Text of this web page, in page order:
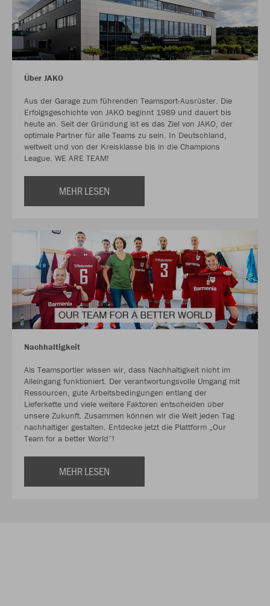
Über JAKO
Aus der Garage zum führenden Teamsport-Ausrüster. Die
Erfolgsgeschichte von JAKO beginnt 1989 und dauert bis
heute an. Seit der Gründung ist es das Ziel von JAKO, der
optimale Partner für alle Teams zu sein. In Deutschland,
weltweit und von der Kreisklasse bis in die Champions
League. WE ARE TEAM!
MEHR LESEN
Nachhaltigkeit
Als Teamsportler wissen wir, dass Nachhaltigkeit nicht im
Alleingang funktioniert. Der verantwortungsvolle Umgang mit
Ressourcen, gute Arbeitsbedingungen entlang der
Lieferkette und viele weitere Faktoren entscheiden über
unsere Zukunft. Zusammen können wir die Welt jeden Tag
nachhaltiger gestalten. Entdecke jetzt die Plattform „Our
Team for a better World“!
MEHR LESEN